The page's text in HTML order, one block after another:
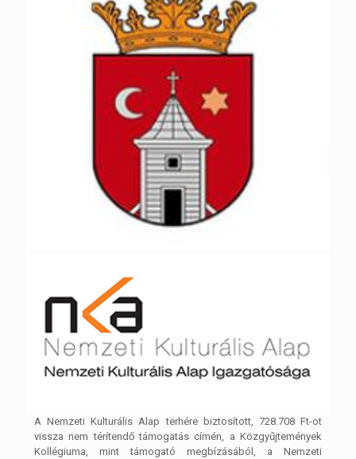
A Nemzeti Kulturális Alap terhére biztosított, 728.708 Ft-ot
vissza nem térítendő támogatás címén, a Közgyűjtemények
Kollégiuma, mint támogató megbízásából, a Nemzeti